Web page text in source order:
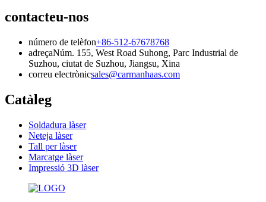
contacteu-nos
número de telèfon+86-512-67678768
adreçaNúm. 155, West Road Suhong, Parc Industrial de
Suzhou, ciutat de Suzhou, Jiangsu, Xina
correu electrònicsales@carmanhaas.com
Catàleg
Soldadura làser
Neteja làser
Tall per làser
Marcatge làser
Impressió 3D làser